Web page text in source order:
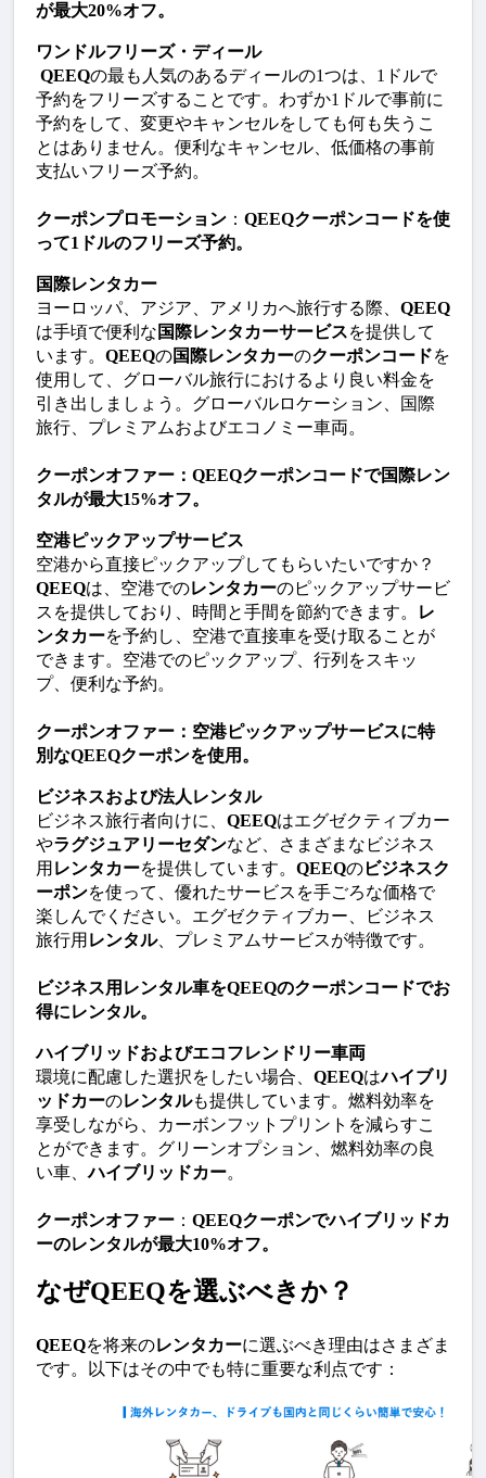
が最大20%オフ。
ワンドルフリーズ・ディール
QEEQの最も人気のあるディールの1つは、1ドルで
予約をフリーズすることです。わずか1ドルで事前に
予約をして、変更やキャンセルをしても何も失うこ
とはありません。便利なキャンセル、低価格の事前
支払いフリーズ予約。
クーポンプロモーション ： QEEQクーポンコードを使
って1ドルのフリーズ予約。
国際レンタカー
ヨーロッパ、アジア、アメリカへ旅行する際、 QEEQ
は手頃で便利な 国際レンタカーサービスを提供して
います。 QEEQの国際レンタカーのクーポンコードを
使用して、グローバル旅行におけるより良い料金を
引き出しましょう。グローバルロケーション、国際
旅行、プレミアムおよびエコノミー車両。
クーポンオファー：QEEQクーポンコードで国際レン
タルが最大15%オフ。
空港ピックアップサービス
空港から直接ピックアップしてもらいたいですか？
QEEQは、空港でのレンタカーのピックアップサービ
スを提供しており、時間と手間を節約できます。
レ
ンタカーを予約し、空港で直接車を受け取ることが
できます。空港でのピックアップ、行列をスキッ
プ、便利な予約。
クーポンオファー：空港ピックアップサービスに特
別なQEEQクーポンを使用。
ビジネスおよび法人レンタル
ビジネス旅行者向けに、 QEEQはエグゼクティブカー
やラグジュアリーセダンなど、さまざまなビジネス
用 レンタカーを提供しています。 QEEQのビジネスク
ーポンを使って、優れたサービスを手ごろな価格で
楽しんでください。エグゼクティブカー、ビジネス
旅行用 レンタル、プレミアムサービスが特徴です。
ビジネス用レンタル車をQEEQのクーポンコードでお
得にレンタル。
ハイブリッドおよびエコフレンドリー車両
環境に配慮した選択をしたい場合、 QEEQはハイブリ
ッドカーのレンタルも提供しています。燃料効率を
享受しながら、カーボンフットプリントを減らすこ
とができます。グリーンオプション、燃料効率の良
い車、ハイブリッドカー。
クーポンオファー ： QEEQクーポンでハイブリッドカ
ーのレンタルが最大10%オフ。
なぜQEEQを選ぶべきか？
QEEQを将来のレンタカーに選ぶべき理由はさまざま
です。以下はその中でも特に重要な利点です：